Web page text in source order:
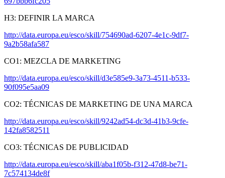
H3: DEFINIR LA MARCA
http://data.europa.eu/esco/skill/754690ad-6207-4e1c-9df7-
9a2b58afa587
CO1: MEZCLA DE MARKETING
http://data.europa.eu/esco/skill/d3e585e9-3a73-4511-b533-
90f095e5aa09
CO2: TÉCNICAS DE MARKETING DE UNA MARCA
http://data.europa.eu/esco/skill/9242ad54-dc3d-41b3-9cfe-
142fa8582511
CO3: TÉCNICAS DE PUBLICIDAD
http://data.europa.eu/esco/skill/aba1f05b-f312-47d8-be71-
7c574134de8f